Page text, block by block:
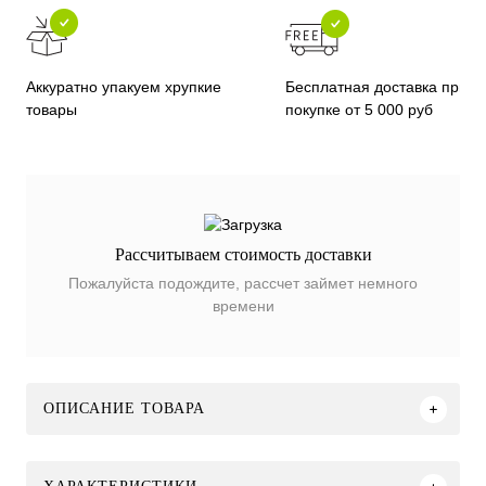
Аккуратно упакуем хрупкие
товары
Бесплатная доставка при
покупке от 5 000 руб
Рассчитываем стоимость доставки
Пожалуйста подождите, рассчет займет немного
времени
ОПИСАНИЕ ТОВАРА